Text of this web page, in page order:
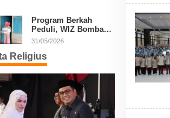
Program Berkah
Peduli, WIZ Bombana
Bantu Lansia dan
31/05/2026
Religius